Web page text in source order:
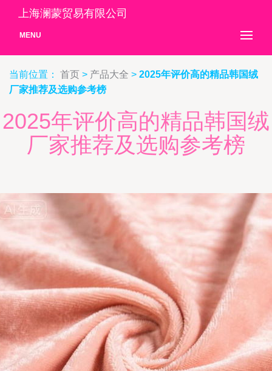
上海澜蒙贸易有限公司
MENU
当前位置： 首页 > 产品大全 > 2025年评价高的精品韩国绒
厂家推荐及选购参考榜
2025年评价高的精品韩国绒
厂家推荐及选购参考榜